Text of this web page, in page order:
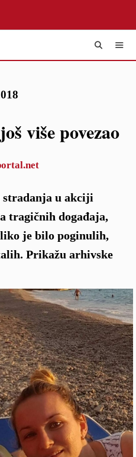
više povezao
stradanja u akciji
tragičnih događaja,
je bilo poginulih,
Prikažu arhivske